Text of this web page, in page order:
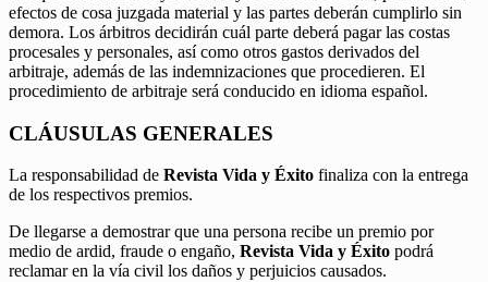
efectos de cosa juzgada material y las partes deberán cumplirlo sin
demora. Los árbitros decidirán cuál parte deberá pagar las costas
procesales y personales, así como otros gastos derivados del
arbitraje, además de las indemnizaciones que procedieren. El
procedimiento de arbitraje será conducido en idioma español.
CLÁUSULAS GENERALES
La responsabilidad de Revista Vida y Éxito finaliza con la entrega
de los respectivos premios.
De llegarse a demostrar que una persona recibe un premio por
medio de ardid, fraude o engaño, Revista Vida y Éxito podrá
reclamar en la vía civil los daños y perjuicios causados.